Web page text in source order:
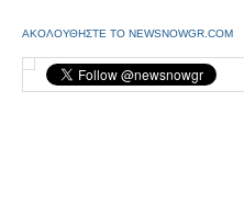
ΑΚΟΛΟΥΘΗΣΤΕ ΤΟ NEWSNOWGR.COM